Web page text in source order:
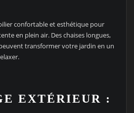
confortable et esthétique pour
en plein air. Des chaises longues,
transformer votre jardin en un
EXTÉRIEUR :